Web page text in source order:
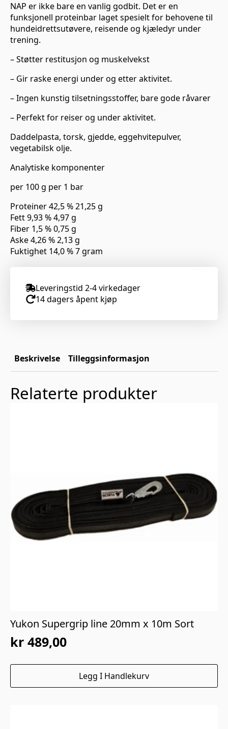
NAP er ikke bare en vanlig godbit. Det er en
funksjonell proteinbar laget spesielt for behovene til
hundeidrettsutøvere, reisende og kjæledyr under
trening.
– Støtter restitusjon og muskelvekst
– Gir raske energi under og etter aktivitet.
– Ingen kunstig tilsetningsstoffer, bare gode råvarer
– Perfekt for reiser og under aktivitet.
Daddelpasta, torsk, gjedde, eggehvitepulver,
vegetabilsk olje.
Analytiske komponenter
per 100 g per 1 bar
Proteiner 42,5 % 21,25 g
Fett 9,93 % 4,97 g
Fiber 1,5 % 0,75 g
Aske 4,26 % 2,13 g
Fuktighet 14,0 % 7 gram
Leveringstid 2-4 virkedager
14 dagers åpent kjøp
Beskrivelse Tilleggsinformasjon
Relaterte produkter
Yukon Supergrip line 20mm x 10m Sort
kr 489,00
Legg I Handlekurv